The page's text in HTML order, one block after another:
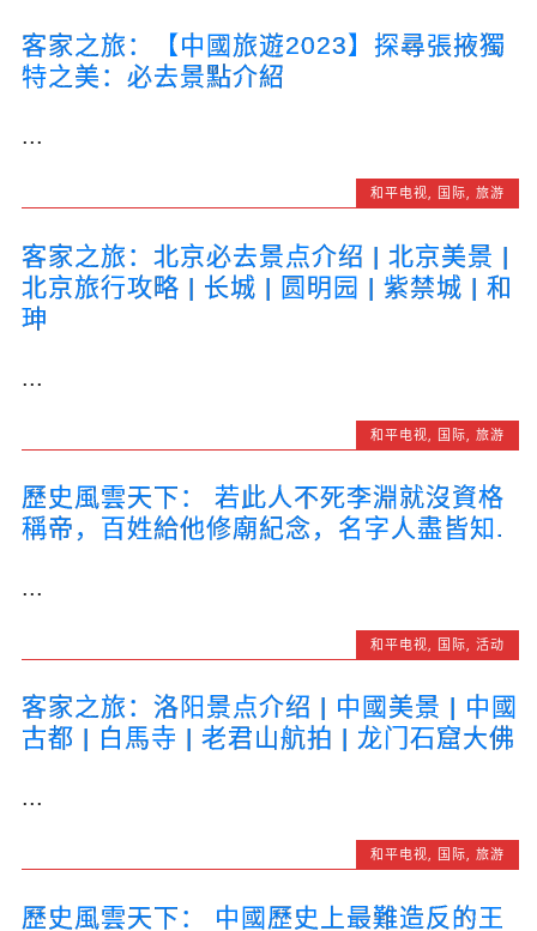
客家之旅：【中國旅遊2023】探尋張掖獨
特之美：必去景點介紹
...
和平电视, 国际, 旅游
客家之旅：北京必去景点介绍 | 北京美景 |
北京旅行攻略 | 长城 | 圆明园 | 紫禁城 | 和
珅
...
和平电视, 国际, 旅游
歷史風雲天下： 若此人不死李淵就沒資格
稱帝，百姓給他修廟紀念，名字人盡皆知.
...
和平电视, 国际, 活动
客家之旅：洛阳景点介绍 | 中國美景 | 中國
古都 | 白馬寺 | 老君山航拍 | 龙门石窟大佛
...
和平电视, 国际, 旅游
歷史風雲天下： 中國歷史上最難造反的王